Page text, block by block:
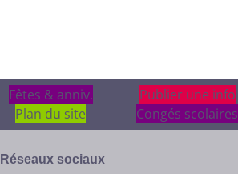
Fêtes & anniv.
Fêtes & anniv. Publier une info
Publier une info
Plan du site
Congés scolaires
Réseaux sociaux